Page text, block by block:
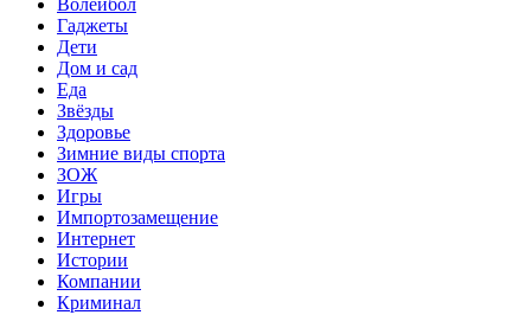
Волейбол
Гаджеты
Дети
Дом и сад
Еда
Звёзды
Здоровье
Зимние виды спорта
ЗОЖ
Игры
Импортозамещение
Интернет
Истории
Компании
Криминал